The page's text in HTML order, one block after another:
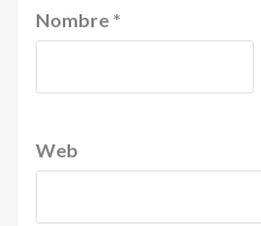
Nombre *
Web